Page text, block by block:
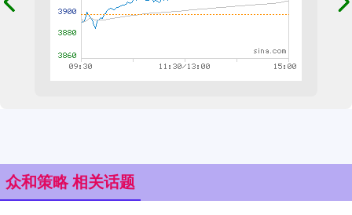
众和策略 相关话题